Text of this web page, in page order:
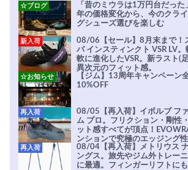
「昔のミウラは1万円台だった
年の価格変化から、今のクラ
グシューズ選びを楽しむ
☆ブログ
08/06【セール】8月末まで！
パ インスティンクト VSR LV。
軟に進化したVSR。新ラスト(
異次元のフィット感。
新入荷
【ジム】13周年キャンペーン
10%OFF
☆お知らせ
08/05【再入荷】イボルブ フ
ム プロ。フリクション・剛性
ット感すべてが頂点！
ンションで究極のエッジング性
実現。進化系ラバーEvo-74は
を凌駕する粘着力で極小ホー
安心感。
再入荷
08/04【再入荷】メトリウス
ングス。旅先やジム外トレー
に最適。フィンガーリフトに
再入荷